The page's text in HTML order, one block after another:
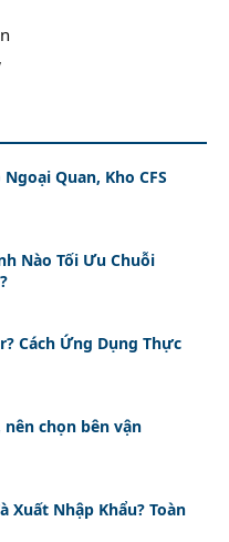
Quan, Kho CFS
Nào Tối Ưu Chuỗi
Cách Ứng Dụng Thực
chọn bên vận
Xuất Nhập Khẩu? Toàn